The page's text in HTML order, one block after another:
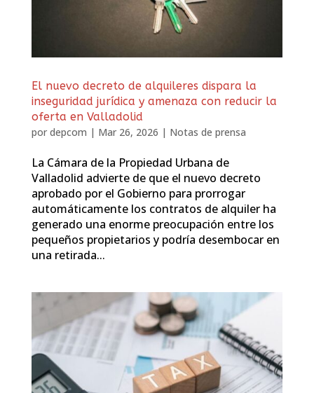
El nuevo decreto de alquileres dispara la
inseguridad jurídica y amenaza con reducir la
oferta en Valladolid
por depcom | Mar 26, 2026 | Notas de prensa
La Cámara de la Propiedad Urbana de
Valladolid advierte de que el nuevo decreto
aprobado por el Gobierno para prorrogar
automáticamente los contratos de alquiler ha
generado una enorme preocupación entre los
pequeños propietarios y podría desembocar en
una retirada...